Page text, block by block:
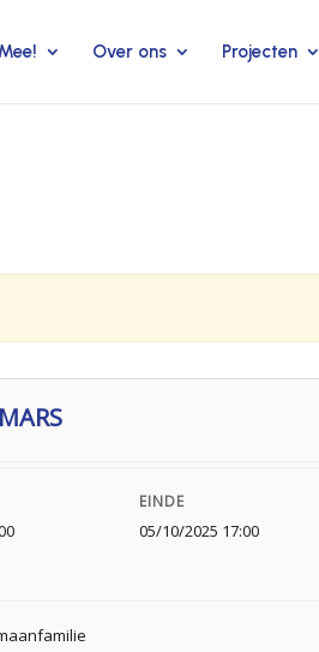
Over ons Projecten
EINDE
05/10/2025 17:00